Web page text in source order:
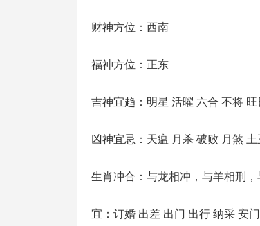
财神方位：西南
福神方位：正东
吉神宜趋：明星 活曜 六合 不将 旺
凶神宜忌：天瘟 月杀 破败 月煞
生肖冲合：与龙相冲，与羊相刑
宜：订婚 出差 出门 出行 纳采 安